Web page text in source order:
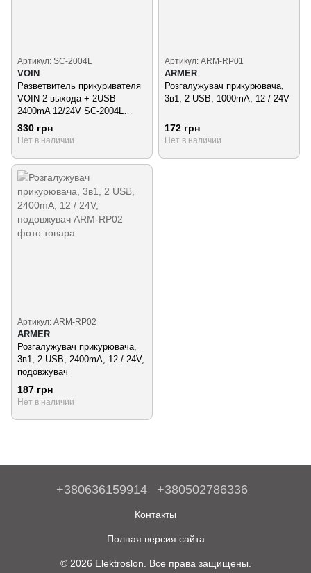
Артикул: SC-2004L
VOIN
Разветвитель прикуривателя
VOIN 2 выхода + 2USB
2400mA 12/24V SC-2004L
провод (SC-2004L)
330 грн
Нет в наличии
Артикул: ARM-RP01
ARMER
Розгалужувач прикурювача,
3в1, 2 USB, 1000mA, 12 / 24V
172 грн
Нет в наличии
Артикул: ARM-RP02
ARMER
Розгалужувач прикурювача,
3в1, 2 USB, 2400mA, 12 / 24V,
подовжувач
187 грн
Нет в наличии
+380636159914 +380502786336
Контакты
Полная версия сайта
© 2026 Elektroslon. Все права защищены.